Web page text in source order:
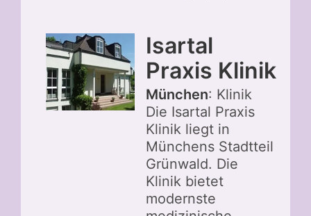
Isartal
Praxis Klinik
München: Klinik
Die Isartal Praxis
Klinik liegt in
Münchens Stadtteil
Grünwald. Die
Klinik bietet
modernste